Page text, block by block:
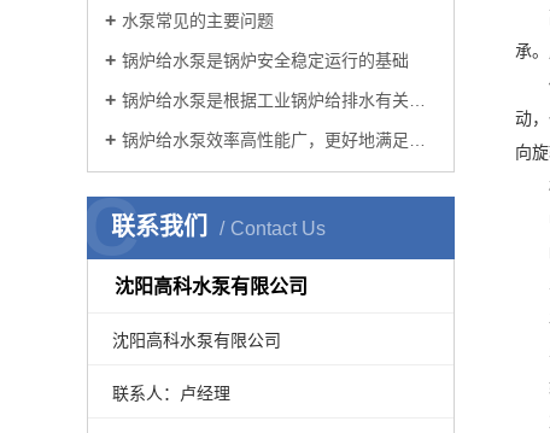
水泵常见的主要问题
锅炉给水泵是锅炉安全稳定运行的基础
锅炉给水泵是根据工业锅炉给排水有关规范开发的新产品
锅炉给水泵效率高性能广，更好地满足客户要求
联系我们 Contact Us
C
沈阳高科水泵有限公司
沈阳高科水泵有限公司
联系人：卢经理
承
动
向旋